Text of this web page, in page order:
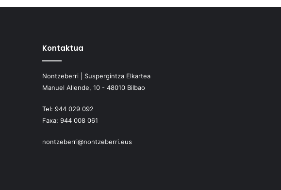
Kontaktua
Nontzeberri | Suspergintza Elkartea
Manuel Allende, 10 - 48010 Bilbao
Tel: 944 029 092
Faxa: 944 008 061
nontzeberri@nontzeberri.eus